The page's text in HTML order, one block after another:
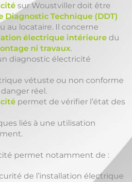
sur Woustviller doit être
Diagnostic Technique (DDT)
au locataire. Il concerne
électrique intérieure du
ni travaux.
diagnostic électricité
vétuste ou non conforme
réel.
permet de vérifier l’état des
liés à une utilisation
permet notamment de :
de l’installation électrique